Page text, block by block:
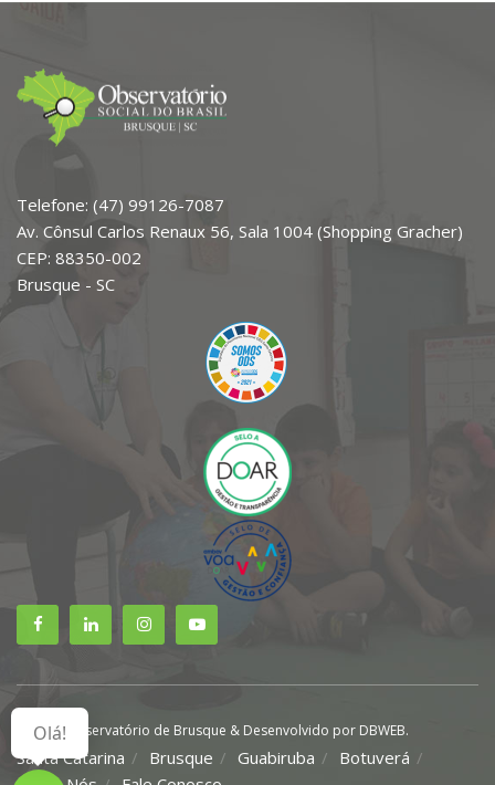
Telefone: (47) 99126-7087
Av. Cônsul Carlos Renaux 56, Sala 1004 (Shopping Gracher)
CEP: 88350-002
Brusque - SC
© 2021 Observatório de Brusque & Desenvolvido por DBWEB.
Santa Catarina Brusque Guabiruba
Botuverá
Olá!